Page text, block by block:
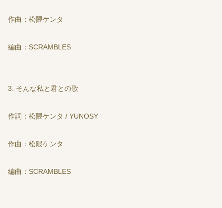
作曲：松隈ケンタ
編曲：SCRAMBLES
3. そんな私と君との歌
作詞：松隈ケンタ / YUNOSY
作曲：松隈ケンタ
編曲：SCRAMBLES